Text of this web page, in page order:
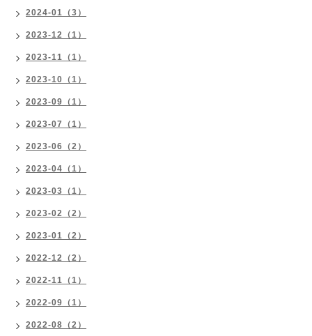
2024-01（3）
2023-12（1）
2023-11（1）
2023-10（1）
2023-09（1）
2023-07（1）
2023-06（2）
2023-04（1）
2023-03（1）
2023-02（2）
2023-01（2）
2022-12（2）
2022-11（1）
2022-09（1）
2022-08（2）